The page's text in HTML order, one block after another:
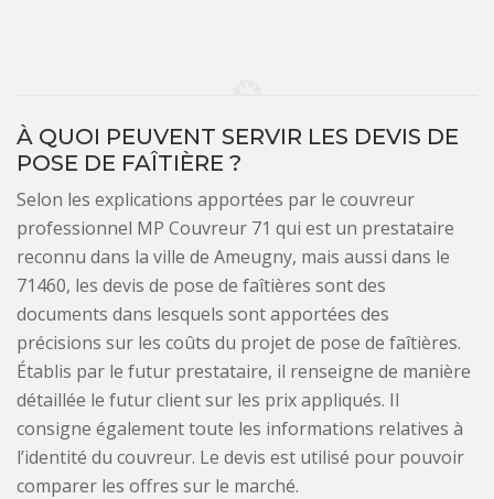
À QUOI PEUVENT SERVIR LES DEVIS DE
POSE DE FAÎTIÈRE ?
Selon les explications apportées par le couvreur
professionnel MP Couvreur 71 qui est un prestataire
reconnu dans la ville de Ameugny, mais aussi dans le
71460, les devis de pose de faîtières sont des
documents dans lesquels sont apportées des
précisions sur les coûts du projet de pose de faîtières.
Établis par le futur prestataire, il renseigne de manière
détaillée le futur client sur les prix appliqués. Il
consigne également toute les informations relatives à
l’identité du couvreur. Le devis est utilisé pour pouvoir
comparer les offres sur le marché.